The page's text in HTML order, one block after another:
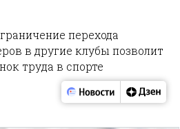
перехода
в другие клубы позволит
труда в спорте